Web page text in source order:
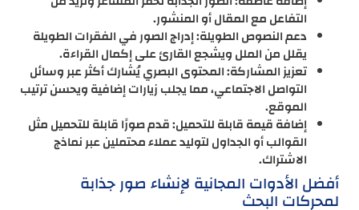
التفاعل مع المقال أو المنشور.
دعم النصوص الطويلة: إدراج الصور في الفقرات الطويلة
يقلل من الملل ويشجع القارئ على إكمال القراءة.
تعزيز المشاركة: المحتوى البصري يُشارك أكثر عبر وسائل
التواصل الاجتماعي، مما يجلب زيارات إضافية ويحسن ترتيب
الموقع.
إضافة قيمة قابلة للتحميل: قدم صورًا قابلة للتحميل مثل
القوالب أو الجداول لتوليد عملاء محتملين عبر نماذج
الاشتراك.
أفضل الأدوات المجانية لإنشاء صور جذابة
لمحركات البحث